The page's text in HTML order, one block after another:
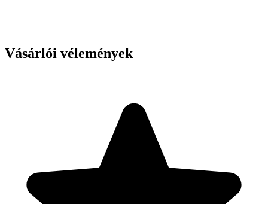
Vásárlói vélemények